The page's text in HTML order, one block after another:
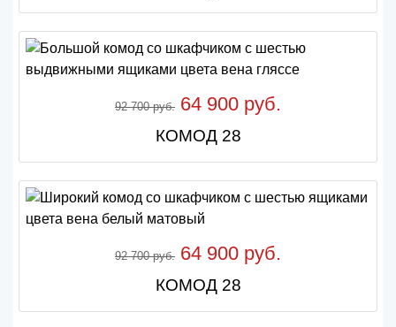
92 700 руб. 64 900 руб.
КОМОД 28
92 700 руб. 64 900 руб.
КОМОД 28